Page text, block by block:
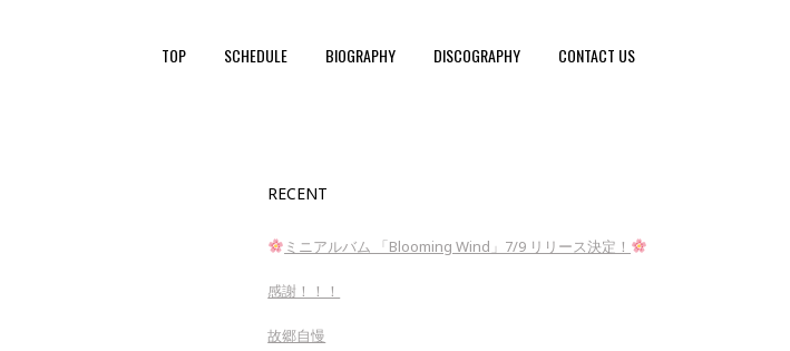
TOP SCHEDULE BIOGRAPHY DISCOGRAPHY CONTACT US
RECENT
ミニアルバム 「Blooming Wind」7/9 リリース決定！
感謝！！！
故郷自慢